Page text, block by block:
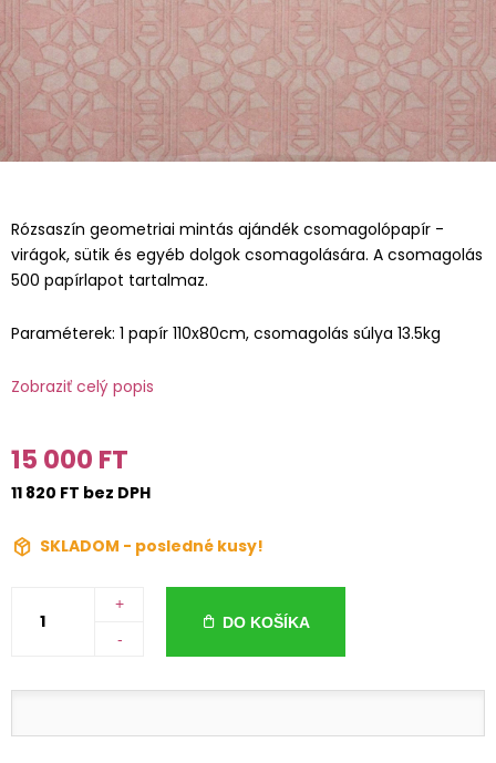
Rózsaszín geometriai mintás ajándék csomagolópapír -
virágok, sütik és egyéb dolgok csomagolására. A csomagolás
500 papírlapot tartalmaz.
Paraméterek: 1 papír 110x80cm, csomagolás súlya 13.5kg
Zobraziť celý popis
15 000 FT
11 820 FT bez DPH
SKLADOM - posledné kusy!
+
-
DO KOŠÍKA